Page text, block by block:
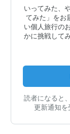
いってみた、
てみた」をお
い個人旅行の
かに挑戦して
読者になると
更新通知を